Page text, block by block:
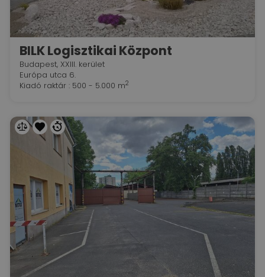
BILK Logisztikai Központ
Budapest, XXIII. kerület
Európa utca 6.
Kiadó raktár : 500 - 5.000 m2